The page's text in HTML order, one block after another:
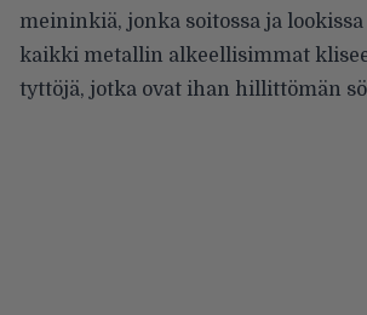
meininkiä, jonka soitossa ja
kaikki metallin alkeellisimmat
tyttöjä, jotka ovat ihan hillittömän